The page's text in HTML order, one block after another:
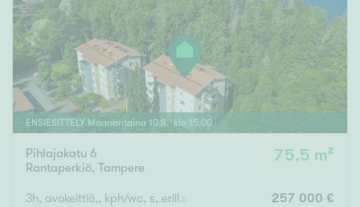
ENSIESITTELY Maanantaina 10.8. klo 15:00
Pihlajakatu 6
Rantaperkiö, Tampere
75,5 m²
3h, avokeittiö,, kph/wc, s, erill.wc, vh, las.p 257 000 €